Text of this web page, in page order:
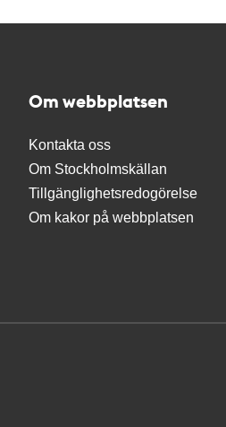
Om webbplatsen
Kontakta oss
Om Stockholmskällan
Tillgänglighetsredogörelse
Om kakor på webbplatsen